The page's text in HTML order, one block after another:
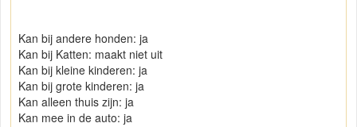
Kan bij andere honden: ja
Kan bij Katten: maakt niet uit
Kan bij kleine kinderen: ja
Kan bij grote kinderen: ja
Kan alleen thuis zijn: ja
Kan mee in de auto: ja